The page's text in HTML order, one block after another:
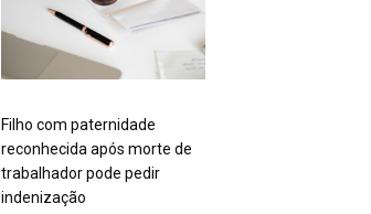
Filho com paternidade
reconhecida após morte de
trabalhador pode pedir
indenização